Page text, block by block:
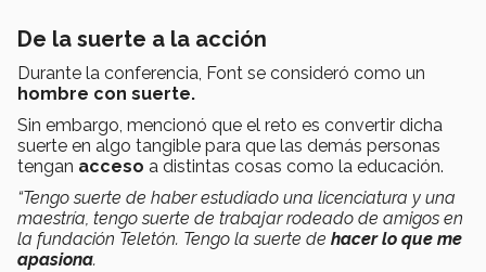
De la suerte a la acción
Durante la conferencia, Font se consideró como un
hombre con suerte.
Sin embargo, mencionó que el reto es convertir dicha
suerte en algo tangible para que las demás personas
tengan acceso a distintas cosas como la educación.
“Tengo suerte de haber estudiado una licenciatura y una
maestría, tengo suerte de trabajar rodeado de amigos en
la fundación Teletón. Tengo la suerte de hacer lo que me
apasiona.